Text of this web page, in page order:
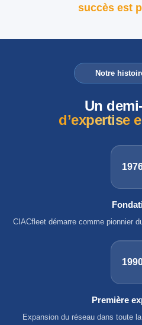
succès est
Notre
Un
d’expertise
CIACfleet démarre comme pionnier
Première
Expansion du réseau dans toute